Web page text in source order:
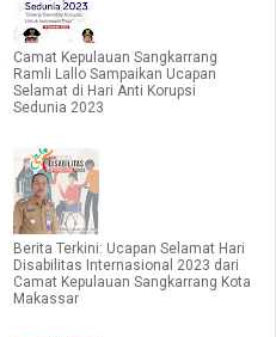
Camat Kepulauan Sangkarrang
Ramli Lallo Sampaikan Ucapan
Selamat di Hari Anti Korupsi
Sedunia 2023
Berita Terkini: Ucapan Selamat Hari
Disabilitas Internasional 2023 dari
Camat Kepulauan Sangkarrang Kota
Makassar